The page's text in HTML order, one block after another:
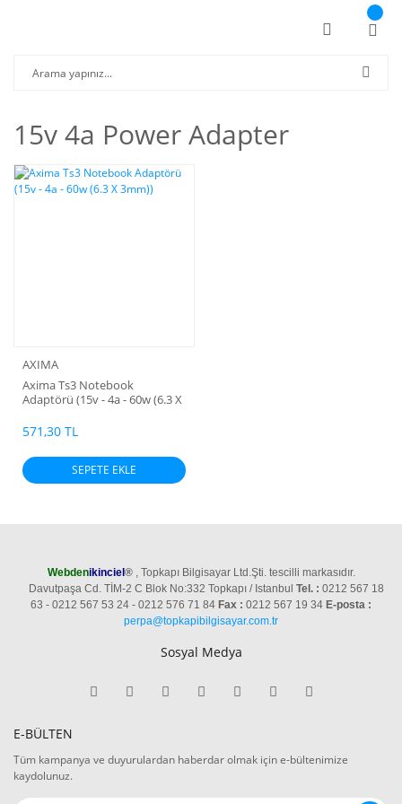
15v 4a Power Adapter
AXIMA
Axima Ts3 Notebook
Adaptörü (15v - 4a - 60w (6.3 X
571,30 TL
SEPETE EKLE
Webdenikinciel®, Topkapı Bilgisayar Ltd.Şti. tescilli markasıdır.
Davutpaşa Cd. TİM-2 C Blok No:332 Topkapı / Istanbul Tel. : 0212 567 18
63 - 0212 567 53 24 - 0212 576 71 84 Fax : 0212 567 19 34 E-posta :
perpa@topkapibilgisayar.com.tr
Sosyal Medya
E-BÜLTEN
Tüm kampanya ve duyurulardan haberdar olmak için e-bültenimize
kaydolunuz.